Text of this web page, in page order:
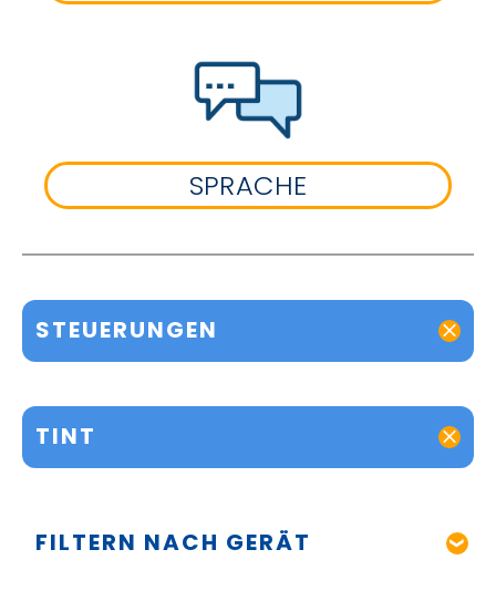
SPRACHE
STEUERUNGEN
TINT
FILTERN NACH GERÄT